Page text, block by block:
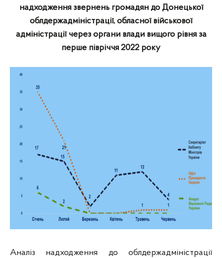
надходження звернень громадян до Донецької
облдержадміністрації, обласної військової
адміністрації через органи влади вищого рівня за
перше півріччя 2022 року
Аналіз надходження до облдержадміністрації